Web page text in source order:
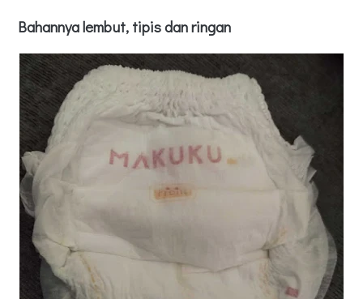
Bahannya lembut, tipis dan ringan